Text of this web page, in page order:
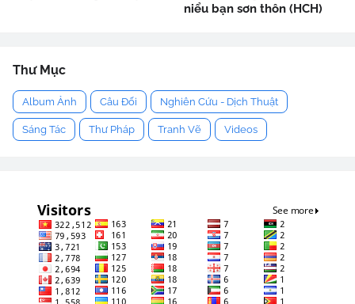
niểu bạn sơn thôn (HCH)
Thư Mục
Album Ảnh Câu Đối Nghiên Cứu - Dịch Thuật
Sáng Tác Thư Pháp Tranh Vẽ Videos